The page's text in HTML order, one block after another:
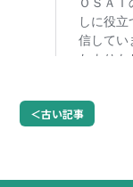
＜古い記事